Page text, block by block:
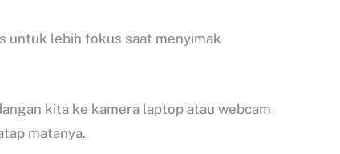
untuk lebih fokus saat menyimak
kita ke kamera laptop atau webcam
matanya.